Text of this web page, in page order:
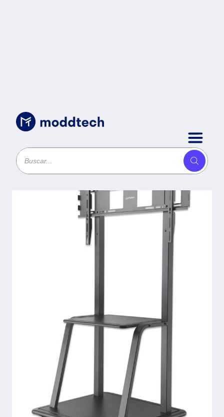
Accesorios para Electronica
MANHATTAN 461665
- 37 pulgadas, 100